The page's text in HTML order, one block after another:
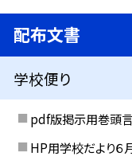
配布文書
学校便り
pdf版掲示用巻頭言
HP用学校だより６